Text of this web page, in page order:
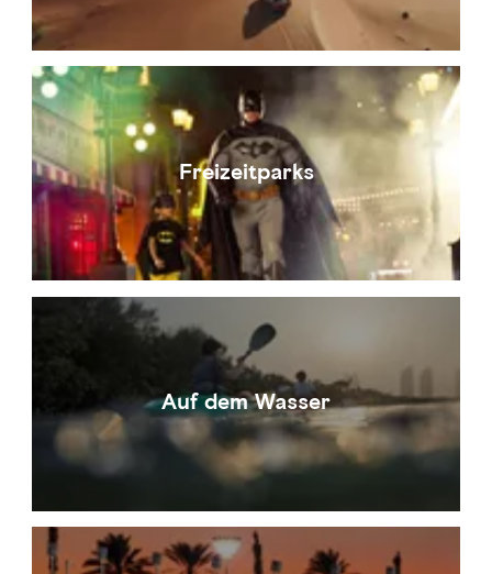
Freizeitparks
Auf dem Wasser